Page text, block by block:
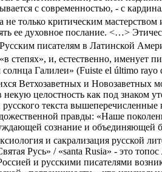
с современностью, - с
не только критическим
ее духовное послание. <…>
писателям в Латинской
степях», и, естественно, именует
Галилеи» (Fuiste el último rayo
Ветхозаветных и Новозаветных
целостность как под знаком
текста вышеперечисленные
правды: «Наше
сознание и объединяющей
и сакрализация русской
Русь» / «santa Rusia» - это
и русскими писателями